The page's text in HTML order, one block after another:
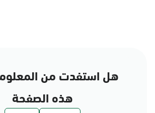
هل استفدت من
هذه الصفحة